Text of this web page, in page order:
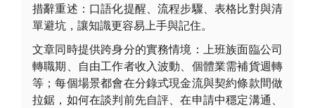
措辭重述：口語化提醒、流程步驟、表格比對與清
單避坑，讓知識更容易上手與記住。
文章同時提供跨身分的實務情境：上班族面臨公司
轉職期、自由工作者收入波動、個體業需補貨週轉
等；每個場景都會在分錄式現金流與契約條款間做
拉鋸，如何在談判前先自評、在申請中穩定溝通、